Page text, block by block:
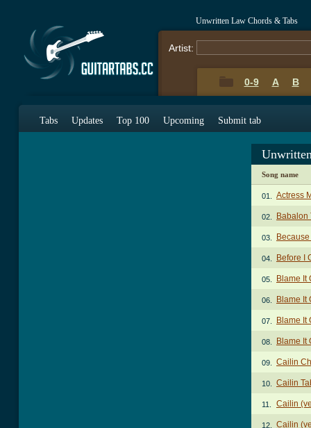
Unwritten Law Chords & Tabs
Artist:
0-9 A B
Tabs Updates Top 100 Upcoming Submit tab
Song name
01. Actress
02. Babalon
03.
04. Before I
05. Blame It
06. Blame It
07. Blame It
08. Blame It
09. Cailin
10. Cailin
11. Cailin
12. Cailin